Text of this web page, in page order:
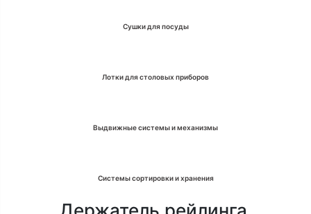
Сушки для посуды
Лотки для столовых приборов
Выдвижные системы и механизмы
Системы сортировки и хранения